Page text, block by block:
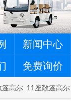
新闻中心
免费询价
篷高尔 11座敞篷高尔